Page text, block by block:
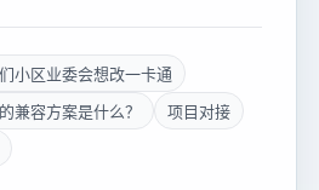
小区业委会想改一卡通
兼容方案是什么？
项目对接